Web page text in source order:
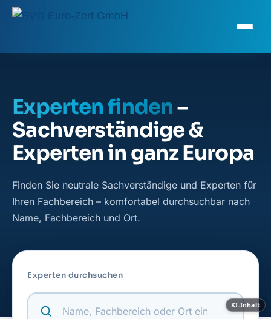
Experten finden–
Sachverständige &
Experten in ganz Europa
Finden Sie neutrale Sachverständige und Experten für
Ihren Fachbereich – komfortabel durchsuchbar nach
Name, Fachbereich und Ort.
KI-Inhalt
Experten durchsuchen